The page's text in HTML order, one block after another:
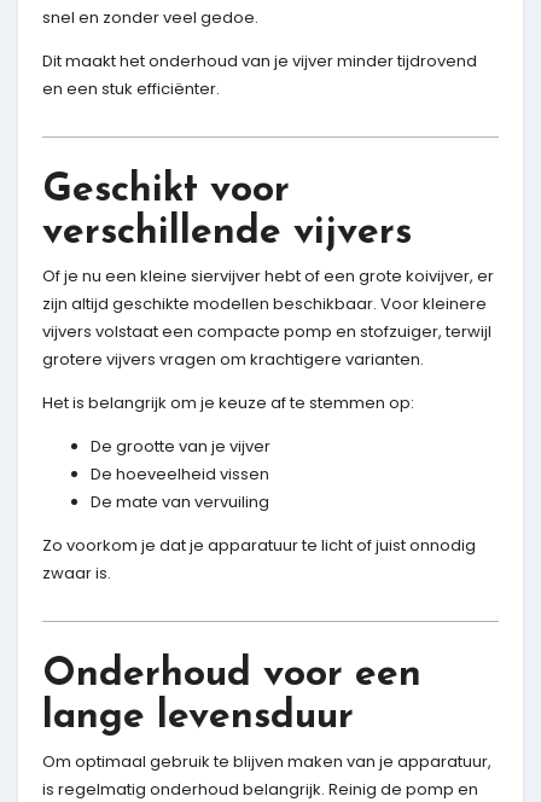
snel en zonder veel gedoe.
Dit maakt het onderhoud van je vijver minder tijdrovend
en een stuk efficiënter.
Geschikt voor
verschillende vijvers
Of je nu een kleine siervijver hebt of een grote koivijver, er
zijn altijd geschikte modellen beschikbaar. Voor kleinere
vijvers volstaat een compacte pomp en stofzuiger, terwijl
grotere vijvers vragen om krachtigere varianten.
Het is belangrijk om je keuze af te stemmen op:
De grootte van je vijver
De hoeveelheid vissen
De mate van vervuiling
Zo voorkom je dat je apparatuur te licht of juist onnodig
zwaar is.
Onderhoud voor een
lange levensduur
Om optimaal gebruik te blijven maken van je apparatuur,
is regelmatig onderhoud belangrijk. Reinig de pomp en